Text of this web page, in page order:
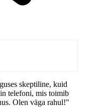
skeptiline, kuid
telefoni, mis toimib
Olen väga rahul!"